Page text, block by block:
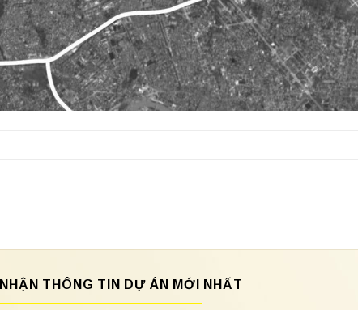
NHẬN THÔNG TIN DỰ ÁN MỚI NHẤT